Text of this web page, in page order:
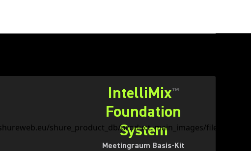
IntelliMix™
Foundation
System
Meetingraum Basis-Kit